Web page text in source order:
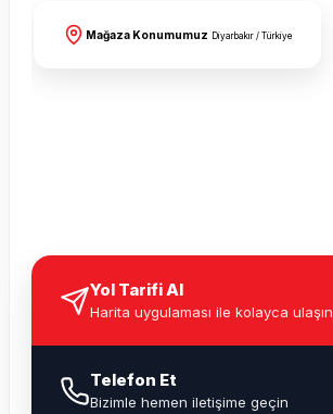
Mağaza Konumumuz Diyarbakır / Türkiye
Yol Tarifi Al
Harita uygulaması ile kolayca ulaşın
Telefon Et
Bizimle hemen iletişime geçin